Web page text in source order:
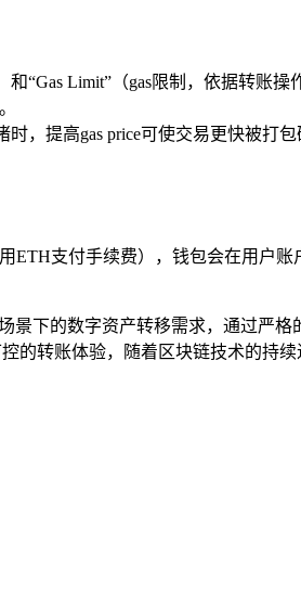
“Gas Limit”（gas限制，依据转账
，提高gas price可使交易更快被打
支付手续费），钱包会在用户
下的数字资产转移需求，通过严
转账体验，随着区块链技术的持